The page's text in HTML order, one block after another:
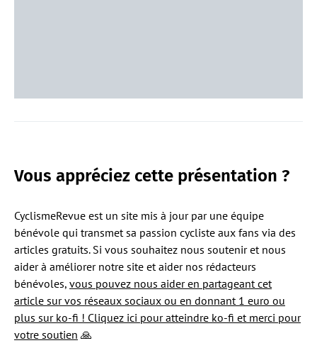
Vous appréciez cette présentation ?
CyclismeRevue est un site mis à jour par une équipe
bénévole qui transmet sa passion cycliste aux fans via des
articles gratuits. Si vous souhaitez nous soutenir et nous
aider à améliorer notre site et aider nos rédacteurs
bénévoles, vous pouvez nous aider en partageant cet
article sur vos réseaux sociaux ou en donnant 1 euro ou
plus sur ko-fi ! Cliquez ici pour atteindre ko-fi et merci pour
votre soutien 🙏